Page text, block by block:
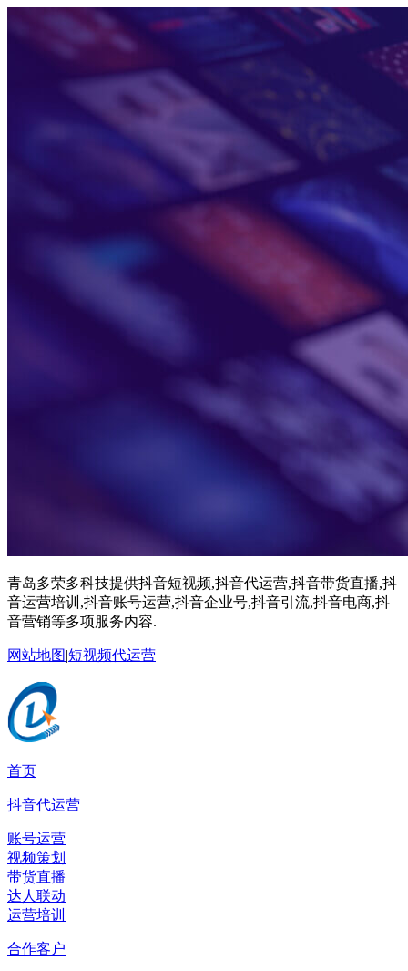
青岛多荣多科技提供抖音短视频,抖音代运营,抖音带货直播,抖
音运营培训,抖音账号运营,抖音企业号,抖音引流,抖音电商,抖
音营销等多项服务内容.
网站地图|短视频代运营
首页
抖音代运营
账号运营
视频策划
带货直播
达人联动
运营培训
合作客户